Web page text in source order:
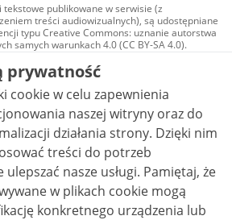
tekstowe publikowane w serwisie (z
treści audiowizualnych), są udostępniane
typu Creative Commons: uznanie autorstwa
samych warunkach 4.0 (CC BY-SA 4.0).
audiowizualne, w tym zdjęcia, materiały
wideo, są udostępniane na licencji typu
Commons: uznanie autorstwa użycie
- bez utworów zależnych 4.0 (CC BY-
4.0), o ile nie jest to stwierdzone inaczej.
prywatność
cookie w celu zapewnienia
naszej witryny oraz do
działania strony. Dzięki nim
treści do potrzeb
nasze usługi. Pamiętaj, że
w plikach cookie mogą
konkretnego urządzenia lub